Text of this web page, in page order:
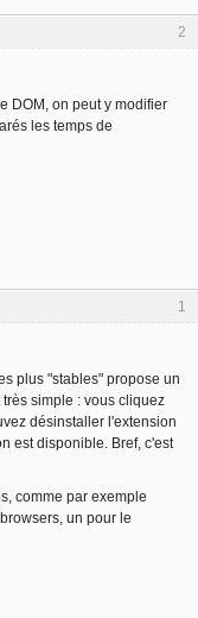
2
DOM, on peut y modifier
les temps de
1
plus "stables" propose un
simple : vous cliquez
désinstaller l'extension
est disponible. Bref, c'est
comme par exemple
un pour le